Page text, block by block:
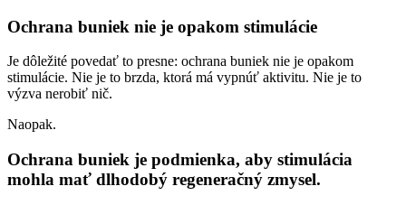
Ochrana buniek nie je opakom stimulácie
Je dôležité povedať to presne: ochrana buniek nie je opakom
stimulácie. Nie je to brzda, ktorá má vypnúť aktivitu. Nie je to
výzva nerobiť nič.
Naopak.
Ochrana buniek je podmienka, aby stimulácia
mohla mať dlhodobý regeneračný zmysel.